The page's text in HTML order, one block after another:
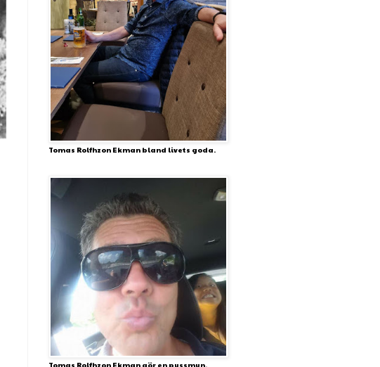
Tomas Rolfhzon Ekman bland livets goda.
Tomas Rolfhzon Ekman gör en pussmun.